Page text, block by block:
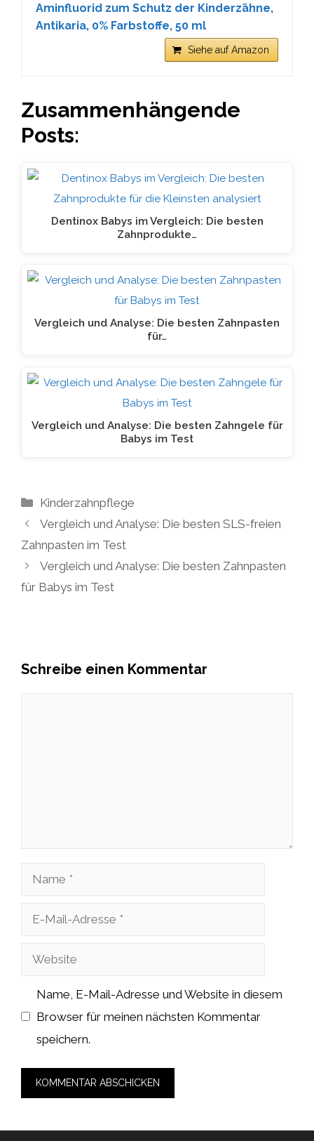
Aminfluorid zum Schutz der Kinderzähne,
Antikaria, 0% Farbstoffe, 50 ml
Siehe auf Amazon
Zusammenhängende
Posts:
Dentinox Babys im Vergleich: Die besten
Zahnprodukte…
Vergleich und Analyse: Die besten Zahnpasten
für…
Vergleich und Analyse: Die besten Zahngele für
Babys im Test
Kategorien
Kinderzahnpflege
Vergleich und Analyse: Die besten SLS-freien
Zahnpasten im Test
Vergleich und Analyse: Die besten Zahnpasten
für Babys im Test
Schreibe einen Kommentar
Name
Adresse
Website
Name, E-Mail-Adresse und Website in diesem
Browser für meinen nächsten Kommentar
speichern.